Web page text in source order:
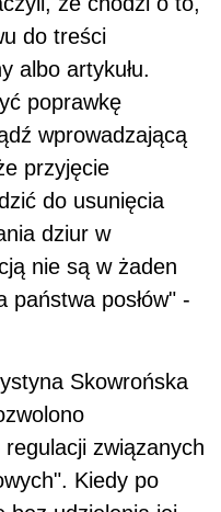
do treści
albo artykułu.
poprawkę
wprowadzającą
przyjęcie
do usunięcia
dziur w
nie są w żaden
państwa posłów" -
Skowrońska
związanych
Kiedy po